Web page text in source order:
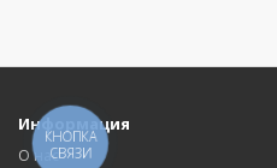
Информация
О нас
КНОПКА
СВЯЗИ